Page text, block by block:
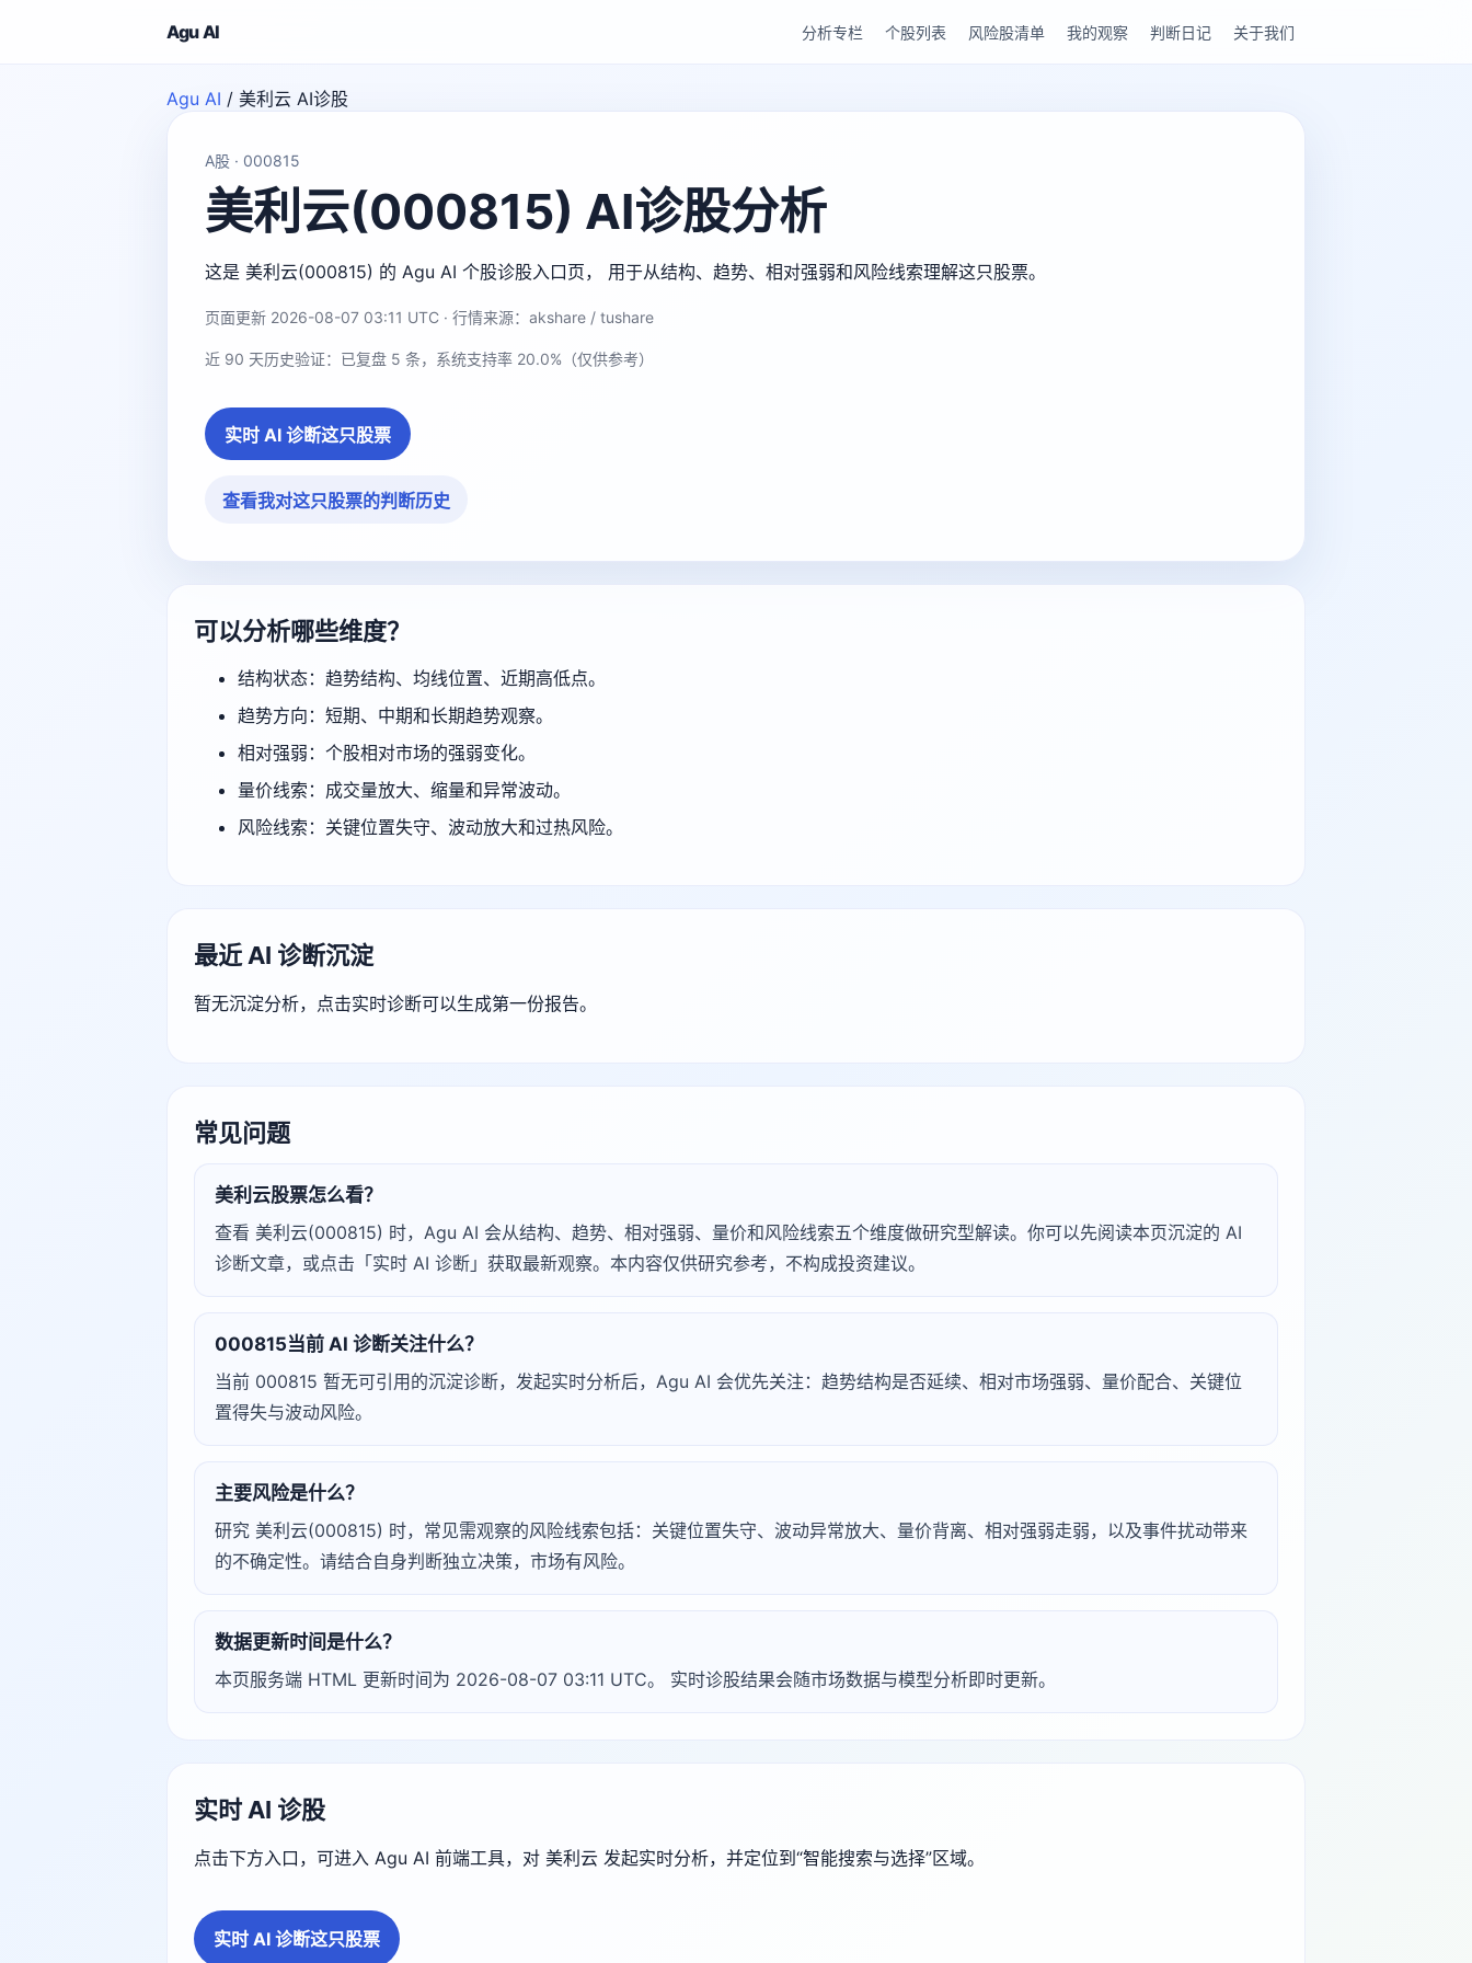
Agu AI 分析专栏 个股列表 风险股清单 我的观察 判断日记 关于我们
Agu AI / 美利云 AI诊股
A股 · 000815
美利云(000815) AI诊股分析
这是 美利云(000815) 的 Agu AI 个股诊股入口页， 用于从结构、趋势、相对强弱和风险线索理解这只股票。
页面更新 2026-08-07 03:11 UTC · 行情来源：akshare / tushare
近 90 天历史验证：已复盘 5 条，系统支持率 20.0%（仅供参考）
实时 AI 诊断这只股票
查看我对这只股票的判断历史
可以分析哪些维度？
结构状态：趋势结构、均线位置、近期高低点。
趋势方向：短期、中期和长期趋势观察。
相对强弱：个股相对市场的强弱变化。
量价线索：成交量放大、缩量和异常波动。
风险线索：关键位置失守、波动放大和过热风险。
最近 AI 诊断沉淀
暂无沉淀分析，点击实时诊断可以生成第一份报告。
常见问题
美利云股票怎么看？
查看 美利云(000815) 时，Agu AI 会从结构、趋势、相对强弱、量价和风险线索五个维度做研究型解读。你可以先阅读本页沉淀的 AI
诊断文章，或点击「实时 AI 诊断」获取最新观察。本内容仅供研究参考，不构成投资建议。
000815当前 AI 诊断关注什么？
当前 000815 暂无可引用的沉淀诊断，发起实时分析后，Agu AI 会优先关注：趋势结构是否延续、相对市场强弱、量价配合、关键位
置得失与波动风险。
主要风险是什么？
研究 美利云(000815) 时，常见需观察的风险线索包括：关键位置失守、波动异常放大、量价背离、相对强弱走弱，以及事件扰动带来
的不确定性。请结合自身判断独立决策，市场有风险。
数据更新时间是什么？
本页服务端 HTML 更新时间为 2026-08-07 03:11 UTC。 实时诊股结果会随市场数据与模型分析即时更新。
实时 AI 诊股
点击下方入口，可进入 Agu AI 前端工具，对 美利云 发起实时分析，并定位到“智能搜索与选择”区域。
实时 AI 诊断这只股票